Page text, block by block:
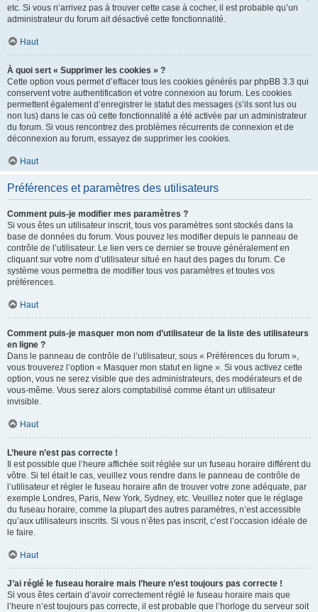
etc. Si vous n’arrivez pas à trouver cette case à cocher, il est probable qu’un
administrateur du forum ait désactivé cette fonctionnalité.
Haut
À quoi sert « Supprimer les cookies » ?
Cette option vous permet d’effacer tous les cookies générés par phpBB 3.3 qui
conservent votre authentification et votre connexion au forum. Les cookies
permettent également d’enregistrer le statut des messages (s’ils sont lus ou
non lus) dans le cas où cette fonctionnalité a été activée par un administrateur
du forum. Si vous rencontrez des problèmes récurrents de connexion et de
déconnexion au forum, essayez de supprimer les cookies.
Haut
Préférences et paramètres des utilisateurs
Comment puis-je modifier mes paramètres ?
Si vous êtes un utilisateur inscrit, tous vos paramètres sont stockés dans la
base de données du forum. Vous pouvez les modifier depuis le panneau de
contrôle de l’utilisateur. Le lien vers ce dernier se trouve généralement en
cliquant sur votre nom d’utilisateur situé en haut des pages du forum. Ce
système vous permettra de modifier tous vos paramètres et toutes vos
préférences.
Haut
Comment puis-je masquer mon nom d’utilisateur de la liste des utilisateurs
en ligne ?
Dans le panneau de contrôle de l’utilisateur, sous « Préférences du forum »,
vous trouverez l’option « Masquer mon statut en ligne ». Si vous activez cette
option, vous ne serez visible que des administrateurs, des modérateurs et de
vous-même. Vous serez alors comptabilisé comme étant un utilisateur
invisible.
Haut
L’heure n’est pas correcte !
Il est possible que l’heure affichée soit réglée sur un fuseau horaire différent du
vôtre. Si tel était le cas, veuillez vous rendre dans le panneau de contrôle de
l’utilisateur et régler le fuseau horaire afin de trouver votre zone adéquate, par
exemple Londres, Paris, New York, Sydney, etc. Veuillez noter que le réglage
du fuseau horaire, comme la plupart des autres paramètres, n’est accessible
qu’aux utilisateurs inscrits. Si vous n’êtes pas inscrit, c’est l’occasion idéale de
le faire.
Haut
J’ai réglé le fuseau horaire mais l’heure n’est toujours pas correcte !
Si vous êtes certain d’avoir correctement réglé le fuseau horaire mais que
l’heure n’est toujours pas correcte, il est probable que l’horloge du serveur soit